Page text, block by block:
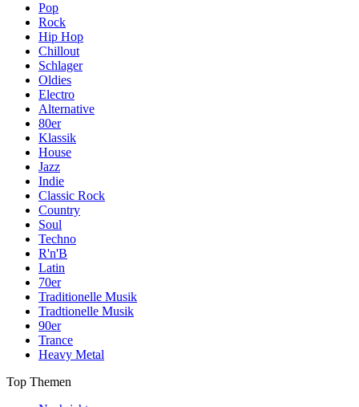
Pop
Rock
Hip Hop
Chillout
Schlager
Oldies
Electro
Alternative
80er
Klassik
House
Jazz
Indie
Classic Rock
Country
Soul
Techno
R'n'B
Latin
70er
Traditionelle Musik
Tradtionelle Musik
90er
Trance
Heavy Metal
Top Themen